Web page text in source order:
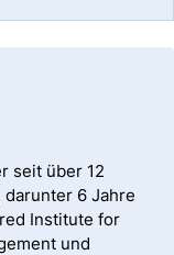
seit über 12
6 Jahre
Institute for
und